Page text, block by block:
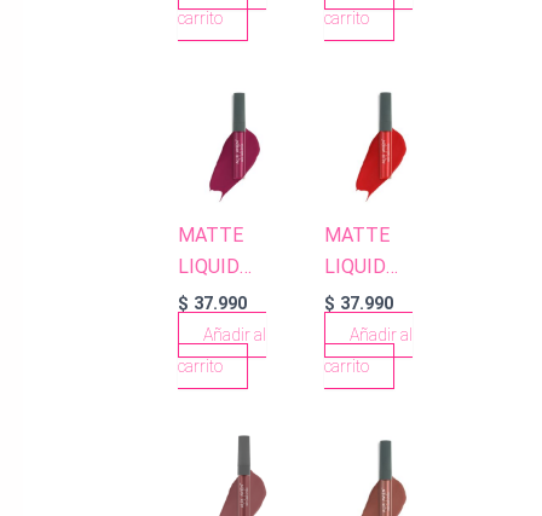
CARAMEL
NUDE
carrito
RED
carrito
MATTE
LIQUID
LIPSTICK
515 ROYAL
CRANBERRY
$ 37.990
Añadir al
carrito
MATTE
LIQUID
LIPSTICK
520 RED
CARPET
$ 37.990
Añadir al
carrito